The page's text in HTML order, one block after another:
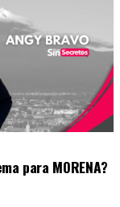
para MORENA?